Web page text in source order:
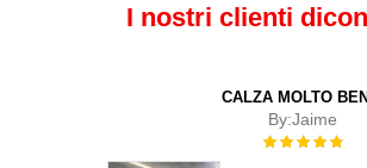
I nostri clienti
CALZA MOLTO
By:Jaime
Rating: